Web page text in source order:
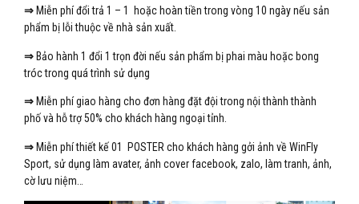
⇒ Miễn phí đổi trả 1 – 1 hoặc hoàn tiền trong vòng 10 ngày nếu sản
phẩm bị lỗi thuộc về nhà sản xuất.
⇒ Bảo hành 1 đổi 1 trọn đời nếu sản phẩm bị phai màu hoặc bong
tróc trong quá trình sử dụng
⇒ Miễn phí giao hàng cho đơn hàng đặt đội trong nội thành thành
phố và hỗ trợ 50% cho khách hàng ngoại tỉnh.
⇒Miễn phí thiết kế 01 POSTER cho khách hàng gởi ảnh về WinFly
Sport, sử dụng làm avater, ảnh cover facebook, zalo, làm tranh, ảnh,
cờ lưu niệm…